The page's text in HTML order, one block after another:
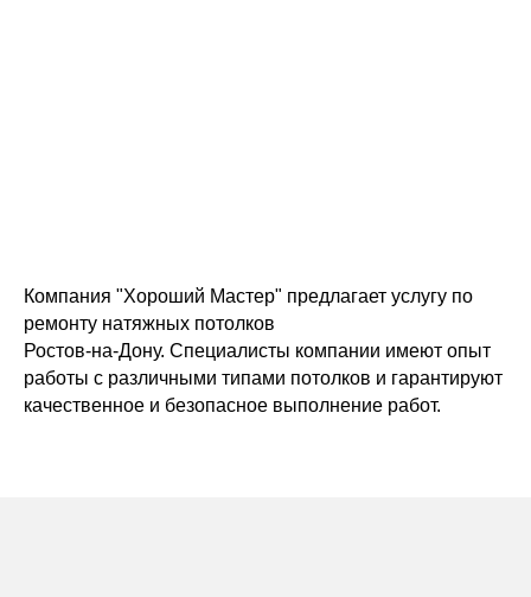
Компания "Хороший Мастер" предлагает услугу по
ремонту натяжных потолков
Ростов-на-Дону. Специалисты компании имеют опыт
работы с различными типами потолков и гарантируют
качественное и безопасное выполнение работ.